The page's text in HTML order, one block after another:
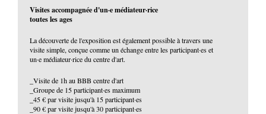
Visites accompagnée d'un·e médiateur·rice
toutes les ages
La découverte de l'exposition est également possible à travers une
visite simple, conçue comme un échange entre les participant·es et
un·e médiateur·rice du centre d'art.
_Visite de 1h au BBB centre d'art
_Groupe de 15 participant·es maximum
_45 € par visite jusqu'à 15 participant·es
_90 € par visite jusqu'à 30 participant·es